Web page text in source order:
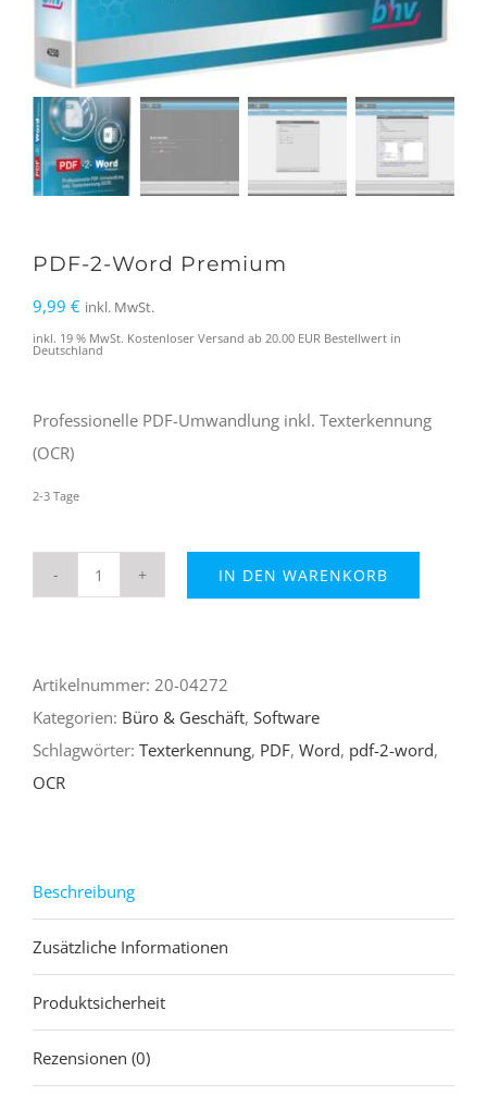
PDF-2-Word Premium
9,99 € inkl. MwSt.
inkl. 19 % MwSt. Kostenloser Versand ab 20.00 EUR Bestellwert in
Deutschland
Professionelle PDF-Umwandlung inkl. Texterkennung
(OCR)
2-3 Tage
Premium
Menge
IN DEN WARENKORB
Artikelnummer: 20-04272
Kategorien: Büro & Geschäft, Software
Schlagwörter: Texterkennung, PDF, Word, pdf-2-word,
OCR
Beschreibung
Zusätzliche Informationen
Produktsicherheit
Rezensionen (0)